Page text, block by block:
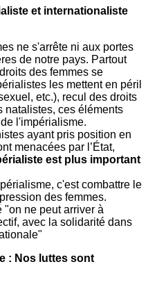
et internationaliste
ne s'arrête ni aux portes
de notre pays. Partout
des femmes se
les mettent en péril
etc.), recul des droits
natalistes, ces éléments
l'impérialisme.
ayant pris position en
menacées par l’État,
est plus important
c'est combattre le
des femmes.
ne peut arriver à
avec la solidarité dans
: Nos luttes sont